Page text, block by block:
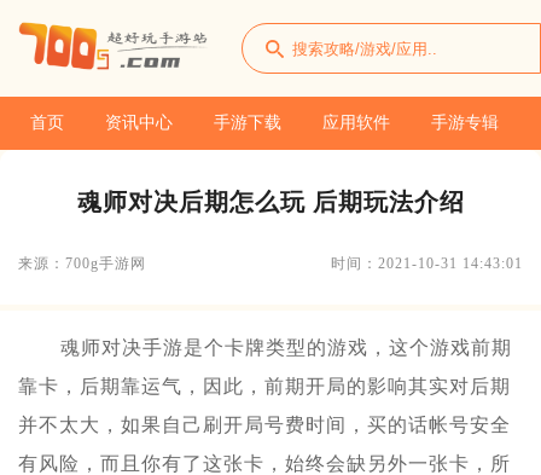
首页 资讯中心 手游下载 应用软件 手游专辑
魂师对决后期怎么玩 后期玩法介绍
来源：700g手游网 时间：2021-10-31 14:43:01
魂师对决手游是个卡牌类型的游戏，这个游戏前期
靠卡，后期靠运气，因此，前期开局的影响其实对后期
并不太大，如果自己刷开局号费时间，买的话帐号安全
有风险，而且你有了这张卡，始终会缺另外一张卡，所